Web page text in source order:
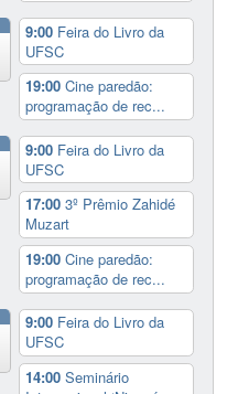
9:00 Feira do Livro da
UFSC
19:00Cine paredão:
programação de rec...
9:00 Feira do Livro da
UFSC
17:003º Prêmio Zahidé
Muzart
19:00Cine paredão:
programação de rec...
9:00 Feira do Livro da
UFSC
14:00Seminário